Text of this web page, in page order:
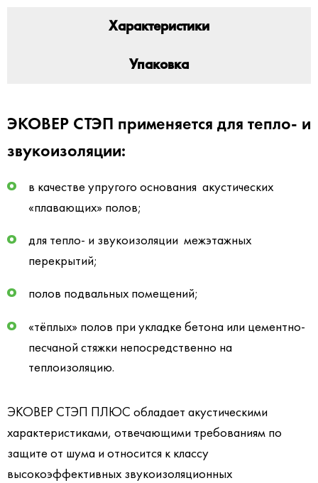
Характеристики
Упаковка
ЭКОВЕР СТЭП применяется для тепло- и
звукоизоляции:
в качестве упругого основания акустических
«плавающих» полов;
для тепло- и звукоизоляции межэтажных
перекрытий;
полов подвальных помещений;
«тёплых» полов при укладке бетона или цементно-
песчаной стяжки непосредственно на
теплоизоляцию.
ЭКОВЕР СТЭП ПЛЮС обладает акустическими
характеристиками, отвечающими требованиям по
защите от шума и относится к классу
высокоэффективных звукоизоляционных